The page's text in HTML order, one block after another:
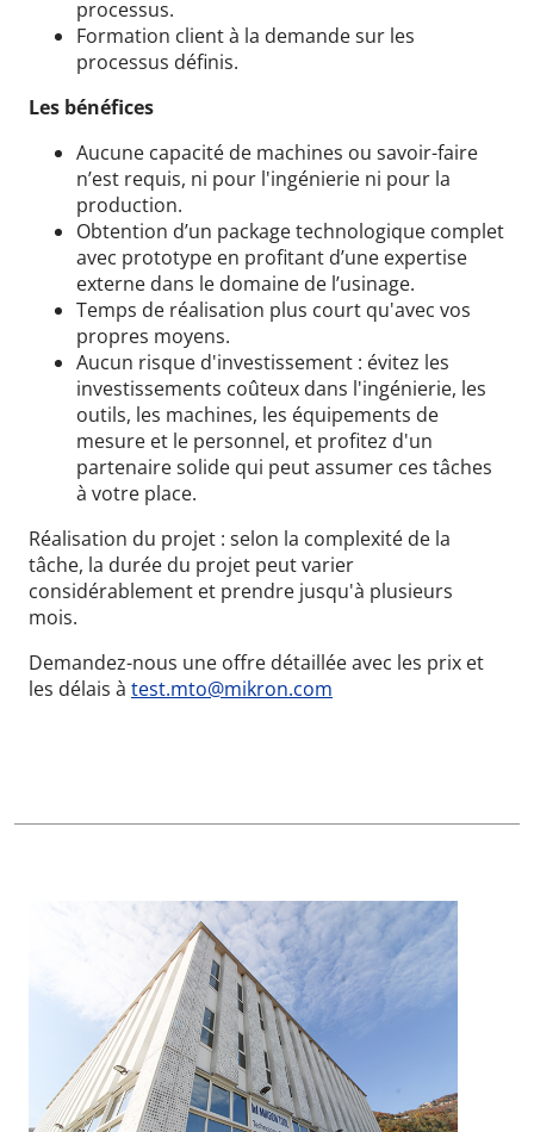
processus.
Formation client à la demande sur les
processus définis.
Les bénéfices
Aucune capacité de machines ou savoir-faire
n’est requis, ni pour l'ingénierie ni pour la
production.
Obtention d’un package technologique complet
avec prototype en profitant d’une expertise
externe dans le domaine de l’usinage.
Temps de réalisation plus court qu'avec vos
propres moyens.
Aucun risque d'investissement : évitez les
investissements coûteux dans l'ingénierie, les
outils, les machines, les équipements de
mesure et le personnel, et profitez d'un
partenaire solide qui peut assumer ces tâches
à votre place.
Réalisation du projet : selon la complexité de la
tâche, la durée du projet peut varier
considérablement et prendre jusqu'à plusieurs
mois.
Demandez-nous une offre détaillée avec les prix et
les délais à test.mto@mikron.com